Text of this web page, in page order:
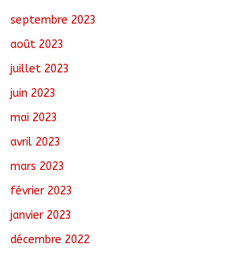
septembre 2023
août 2023
juillet 2023
juin 2023
mai 2023
avril 2023
mars 2023
février 2023
janvier 2023
décembre 2022